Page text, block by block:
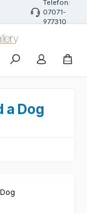
Telefon:
07071-
977310
a Dog